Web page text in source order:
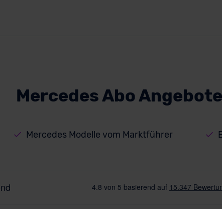
Mercedes Abo Angebote
Mercedes Modelle vom Marktführer